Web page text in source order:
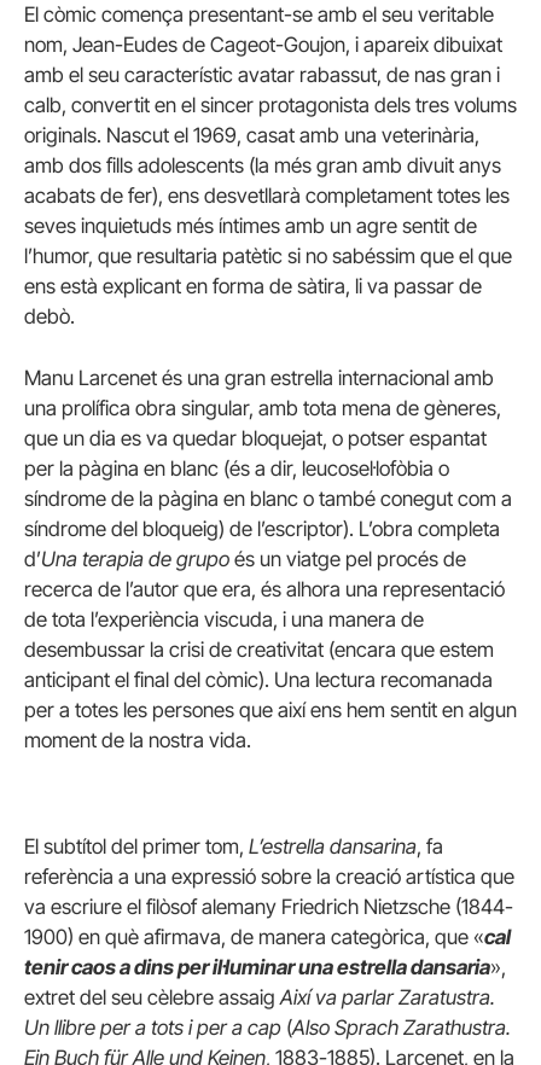
El còmic comença presentant-se amb el seu veritable
nom, Jean-Eudes de Cageot-Goujon, i apareix dibuixat
amb el seu característic avatar rabassut, de nas gran i
calb, convertit en el sincer protagonista dels tres volums
originals. Nascut el 1969, casat amb una veterinària,
amb dos fills adolescents (la més gran amb divuit anys
acabats de fer), ens desvetllarà completament totes les
seves inquietuds més íntimes amb un agre sentit de
l’humor, que resultaria patètic si no sabéssim que el que
ens està explicant en forma de sàtira, li va passar de
debò.
Manu Larcenet és una gran estrella internacional amb
una prolífica obra singular, amb tota mena de gèneres,
que un dia es va quedar bloquejat, o potser espantat
per la pàgina en blanc (és a dir, leucosel·lofòbia o
síndrome de la pàgina en blanc o també conegut com a
síndrome del bloqueig) de l’escriptor). L’obra completa
d’Una terapia de grupo és un viatge pel procés de
recerca de l’autor que era, és alhora una representació
de tota l’experiència viscuda, i una manera de
desembussar la crisi de creativitat (encara que estem
anticipant el final del còmic). Una lectura recomanada
per a totes les persones que així ens hem sentit en algun
moment de la nostra vida.
El subtítol del primer tom, L’estrella dansarina, fa
referència a una expressió sobre la creació artística que
va escriure el filòsof alemany Friedrich Nietzsche (1844-
1900) en què afirmava, de manera categòrica, que «cal
tenir caos a dins per il·luminar una estrella dansaria»,
extret del seu cèlebre assaigAixí va parlar Zaratustra.
Un llibre per a tots i per a cap (Also Sprach Zarathustra.
Ein Buch für Alle und Keinen, 1883-1885). Larcenet, en la